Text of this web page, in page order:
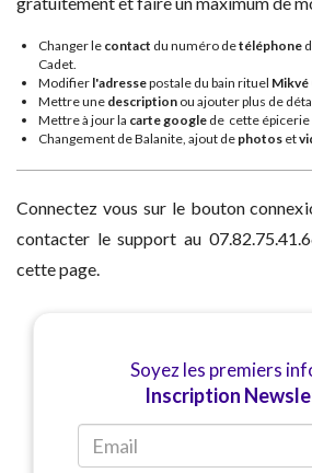
Changer le contact du numéro detéléphone
Cadet.
Modifier l'adressepostale du bain rituel Mikvé
Mettre une description ou ajouter plus de
Mettre à jour la carte google de cette épicerie
Changement de Balanite, ajout de photos et
Connectez vous sur le bouton
contacter le support au
cette page.
Soyez les premiers
Inscription